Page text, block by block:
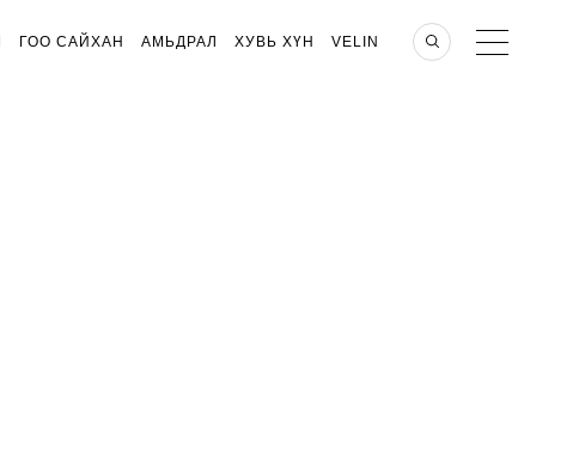
ГОО САЙХАН АМЬДРАЛ ХУВЬ ХҮН VELIN